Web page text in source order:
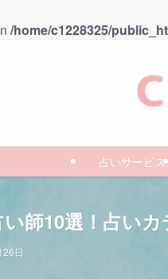
/home/c1228325/
占いサービス
師10選！占い
日